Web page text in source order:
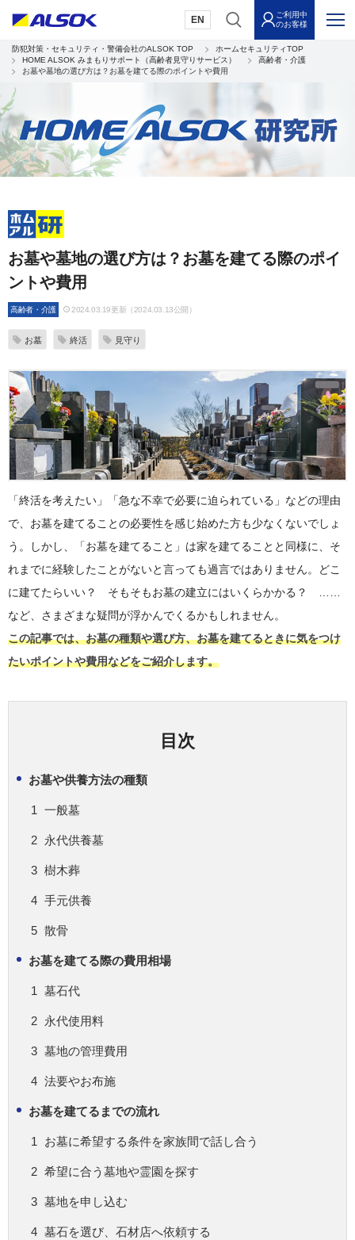
EN
ご利用中
のお客様
防犯対策・セキュリティ・警備会社のALSOK TOP
ホームセキュリティTOP
HOME ALSOK みまもりサポート（高齢者見守りサービス）
高齢者・介護
お墓や墓地の選び方は？お墓を建てる際のポイントや費用
お墓や墓地の選び方は？お墓を建てる際のポイ
ントや費用
高齢者・介護 2024.03.19更新（2024.03.13公開）
お墓 終活 見守り
「終活を考えたい」「急な不幸で必要に迫られている」などの理由
で、お墓を建てることの必要性を感じ始めた方も少なくないでしょ
う。しかし、「お墓を建てること」は家を建てることと同様に、そ
れまでに経験したことがないと言っても過言ではありません。どこ
に建てたらいい？ そもそもお墓の建立にはいくらかかる？ ……
など、さまざまな疑問が浮かんでくるかもしれません。
この記事では、お墓の種類や選び方、お墓を建てるときに気をつけ
たいポイントや費用などをご紹介します。
目次
お墓や供養方法の種類
一般墓
永代供養墓
樹木葬
手元供養
散骨
お墓を建てる際の費用相場
墓石代
永代使用料
墓地の管理費用
法要やお布施
お墓を建てるまでの流れ
お墓に希望する条件を家族間で話し合う
希望に合う墓地や霊園を探す
墓地を申し込む
墓石を選び、石材店へ依頼する